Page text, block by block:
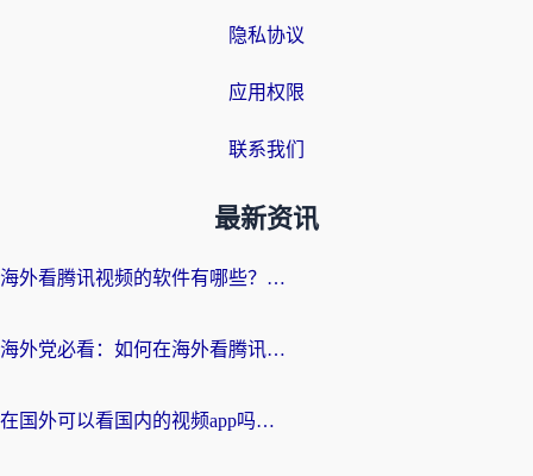
隐私协议
应用权限
联系我们
最新资讯
海外看腾讯视频的软件有哪些？2026实测有效，留学生都在用的回国加速器指南
海外党必看：如何在海外看腾讯体育？解决赛事直播地区限制的终极指南
在国外可以看国内的视频app吗知乎？海外党亲测有效的追剧加速方案